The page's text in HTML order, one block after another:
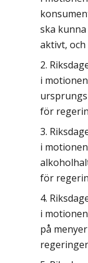
ska
aktivt,
i
för
i
för
i
på